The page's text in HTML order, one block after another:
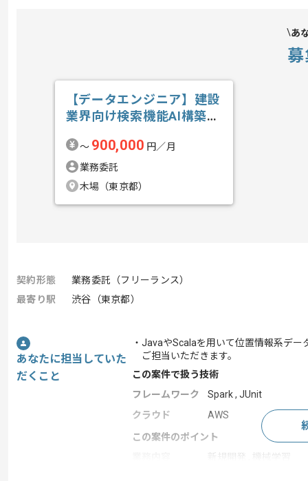
あ
【データエンジニア】建設
業界向け検索機能AI構築の
〜 900,000 円／月
業務委託
木場（東京都）
契約形態
業務委託（フリーランス）
最寄り駅
渋谷（東京都）
あなたに担当していた
だくこと
・JavaやScalaを用いて位置情報系デー
ご担当いただきます。
この案件で扱う技術
フレームワーク
Spark , JUnit
クラウド
AWS
この案件のポイント
新規開発 , 機械学習